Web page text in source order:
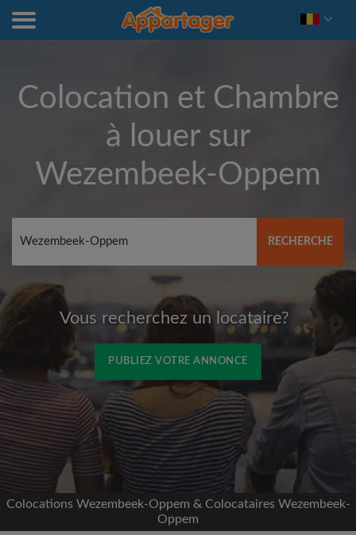
Colocation et Chambre
à louer sur
Wezembeek-Oppem
RECHERCHE
Vous recherchez un locataire?
PUBLIEZ VOTRE ANNONCE
Inscrivez-vous avec Facebook
Nous ne publierons jamais sur votre page sans
votre accord
OU
Colocations Wezembeek-Oppem & Colocataires Wezembeek-
Oppem